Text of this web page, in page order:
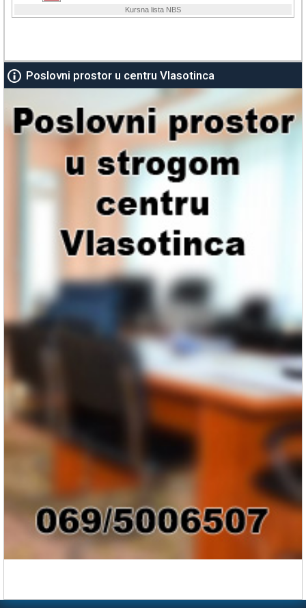
Poslovni prostor u centru Vlasotinca